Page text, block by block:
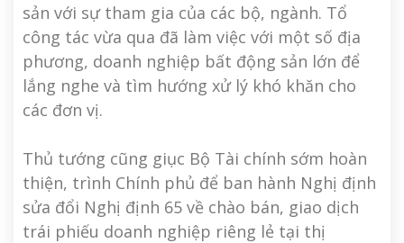
sản với sự tham gia của các bộ, ngành. Tổ
công tác vừa qua đã làm việc với một số địa
phương, doanh nghiệp bất động sản lớn để
lắng nghe và tìm hướng xử lý khó khăn cho
các đơn vị.
Thủ tướng cũng giục Bộ Tài chính sớm hoàn
thiện, trình Chính phủ để ban hành Nghị định
sửa đổi Nghị định 65 về chào bán, giao dịch
trái phiếu doanh nghiệp riêng lẻ tại thị